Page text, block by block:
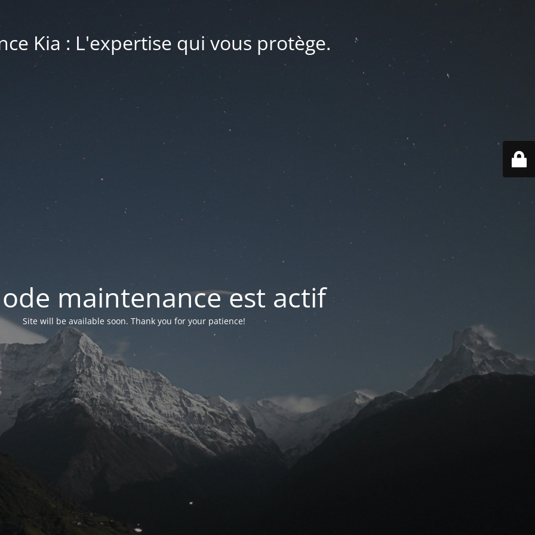
Kia : L'expertise qui vous protège.
maintenance est actif
Site will be available soon. Thank you for your patience!